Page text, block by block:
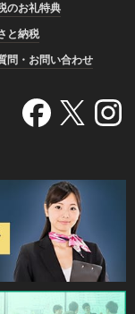
のお礼特典
と納税
問・お問い合わせ